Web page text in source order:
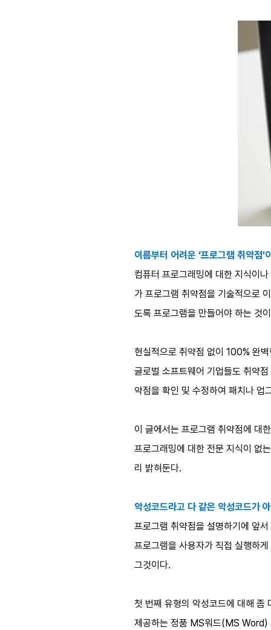
이름부터 어려운 ‘프로그램 취약점’
컴퓨터 프로그래밍에 대한 지식이
가 프로그램 취약점을 기술적으로
도록 프로그램을 만들어야 하는 것
현실적으로 취약점 없이 100% 완
글로벌 소프트웨어 기업들도 취약
약점을 확인 및 수정하여 패치나 업
이 글에서는 프로그램 취약점에 대
프로그래밍에 대한 전문 지식이 없
리 밝혀둔다.
악성코드라고 다 같은 악성코드가
프로그램 취약점을 설명하기에 앞
프로그램을 사용자가 직접 실행하
그것이다.
첫 번째 유형의 악성코드에 대해
제공하는 정품 MS워드(MS Word)